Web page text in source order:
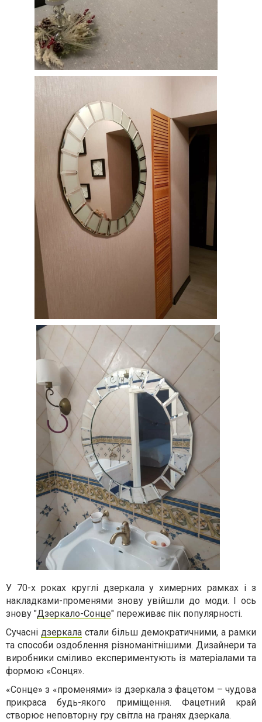
У 70-х роках круглі дзеркала у химерних рамках і з
накладками-променями знову увійшли до моди. І ось
знову "Дзеркало-Сонце" переживає пік популярності.
Сучасні дзеркала стали більш демократичними, а рамки
та способи оздоблення різноманітнішими. Дизайнери та
виробники сміливо експериментують із матеріалами та
формою «Сонця».
«Сонце» з «променями» із дзеркала з фацетом – чудова
прикраса будь-якого приміщення. Фацетний край
створює неповторну гру світла на гранях дзеркала.